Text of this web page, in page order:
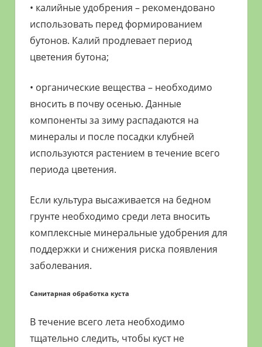
• калийные удобрения – рекомендовано
использовать перед формированием
бутонов. Калий продлевает период
цветения бутона;
• органические вещества – необходимо
вносить в почву осенью. Данные
компоненты за зиму распадаются на
минералы и после посадки клубней
используются растением в течение всего
периода цветения.
Если культура высаживается на бедном
грунте необходимо среди лета вносить
комплексные минеральные удобрения для
поддержки и снижения риска появления
заболевания.
Санитарная обработка куста
В течение всего лета необходимо
тщательно следить, чтобы куст не